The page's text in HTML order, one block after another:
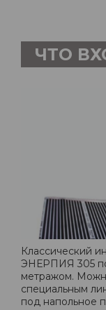
ЧТО
Классический
ЭНЕРПИЯ 305
метражом.
специальным
под напольное